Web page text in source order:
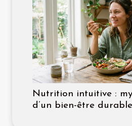
Nutrition intuitive :
d’un bien-être